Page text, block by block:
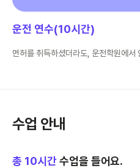
운전 연수(10시간)
면허를 취득하셨더라도, 운전학원에서
수업 안내
총 10시간 수업을 들어요.